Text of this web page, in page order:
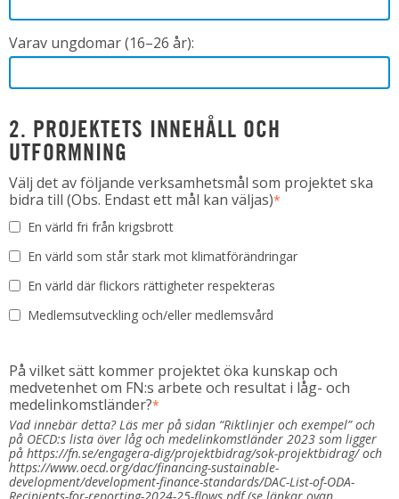
Varav ungdomar (16–26 år):
2. PROJEKTETS INNEHÅLL OCH
UTFORMNING
Välj det av följande verksamhetsmål som projektet ska
bidra till (Obs. Endast ett mål kan väljas)*
En värld fri från krigsbrott
En värld som står stark mot klimatförändringar
En värld där flickors rättigheter respekteras
Medlemsutveckling och/eller medlemsvård
På vilket sätt kommer projektet öka kunskap och
medvetenhet om FN:s arbete och resultat i låg- och
medelinkomstländer?*
Vad innebär detta? Läs mer på sidan “Riktlinjer och exempel” och
på OECD:s lista över låg och medelinkomstländer 2023 som ligger
på https://fn.se/engagera-dig/projektbidrag/sok-projektbidrag/ och
https://www.oecd.org/dac/financing-sustainable-
development/development-finance-standards/DAC-List-of-ODA-